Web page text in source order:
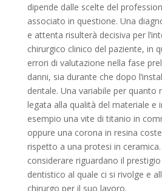
dipende dalle scelte del
associato in questione. Una
e attenta risulterà decisiva per
chirurgico clinico del paziente, in
errori di valutazione nella fase
danni, sia durante che dopo
dentale. Una variabile per quanto
legata alla qualità del materiale e
esempio una vite di titanio in
oppure una corona in resina
rispetto a una protesi in
considerare riguardano il
dentistico al quale ci si rivolge e
chirurgo per il suo lavoro.